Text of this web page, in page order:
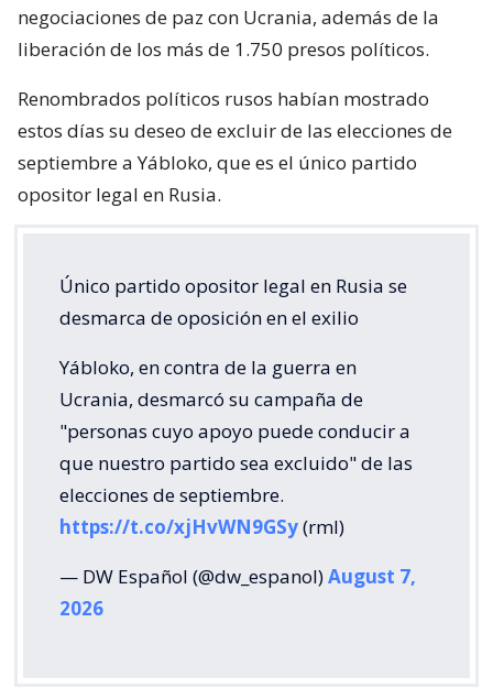
negociaciones de paz con Ucrania, además de la
liberación de los más de 1.750 presos políticos.
Renombrados políticos rusos habían mostrado
estos días su deseo de excluir de las elecciones de
septiembre a Yábloko, que es el único partido
opositor legal en Rusia.
Único partido opositor legal en Rusia se
desmarca de oposición en el exilio
Yábloko, en contra de la guerra en
Ucrania, desmarcó su campaña de
"personas cuyo apoyo puede conducir a
que nuestro partido sea excluido" de las
elecciones de septiembre.
https://t.co/xjHvWN9GSy(rml)
— DW Español (@dw_espanol)August 7,
2026